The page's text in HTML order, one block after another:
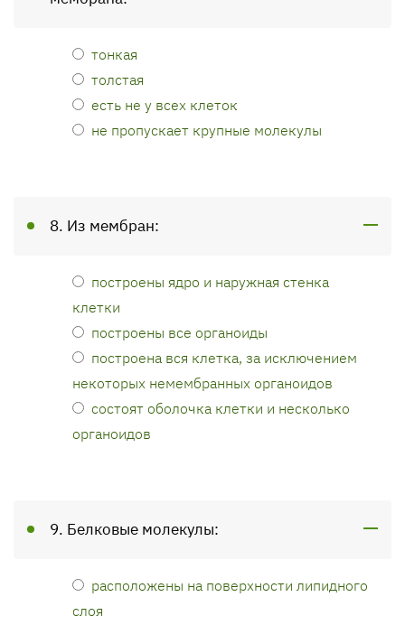
тонкая
толстая
есть не у всех клеток
не пропускает крупные молекулы
8. Из мембран:
построены ядро и наружная стенка
клетки
построены все органоиды
построена вся клетка, за исключением
некоторых немембранных органоидов
состоят оболочка клетки и несколько
органоидов
9. Белковые молекулы:
расположены на поверхности липидного
слоя